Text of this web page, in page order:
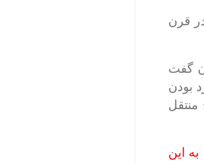
در قرن
گفت
بودن
منتقل
به این